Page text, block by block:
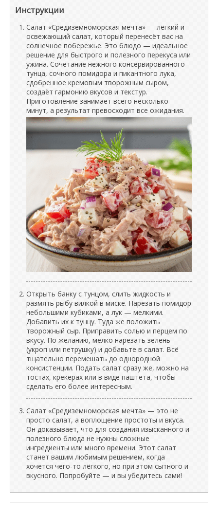
Инструкции
Салат «Средиземноморская мечта» — лёгкий и
освежающий салат, который перенесёт вас на
солнечное побережье. Это блюдо — идеальное
решение для быстрого и полезного перекуса или
ужина. Сочетание нежного консервированного
тунца, сочного помидора и пикантного лука,
сдобренное кремовым творожным сыром,
создаёт гармонию вкусов и текстур.
Приготовление занимает всего несколько
минут, а результат превосходит все ожидания.
Открыть банку с тунцом, слить жидкость и
размять рыбу вилкой в миске. Нарезать помидор
небольшими кубиками, а лук — мелкими.
Добавить их к тунцу. Туда же положить
творожный сыр. Приправить солью и перцем по
вкусу. По желанию, мелко нарезать зелень
(укроп или петрушку) и добавьте в салат. Всё
тщательно перемешать до однородной
консистенции. Подать салат сразу же, можно на
тостах, крекерах или в виде паштета, чтобы
сделать его более интересным.
Салат «Средиземноморская мечта» — это не
просто салат, а воплощение простоты и вкуса.
Он доказывает, что для создания изысканного и
полезного блюда не нужны сложные
ингредиенты или много времени. Этот салат
станет вашим любимым решением, когда
хочется чего-то лёгкого, но при этом сытного и
вкусного. Попробуйте — и вы убедитесь сами!